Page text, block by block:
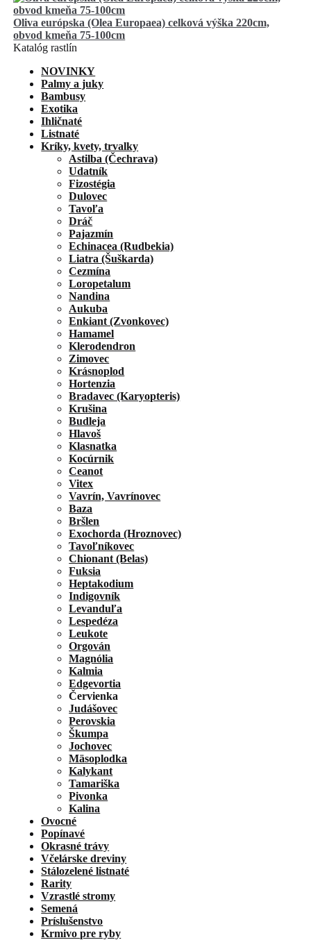
Oliva európska (Olea Europaea) celková výška 220cm,
obvod kmeňa 75-100cm
Katalóg rastlín
NOVINKY
Palmy a juky
Bambusy
Exotika
Ihličnaté
Listnaté
Kríky, kvety, trvalky
Astilba (Čechrava)
Udatník
Fizostégia
Dulovec
Tavoľa
Dráč
Pajazmín
Echinacea (Rudbekia)
Liatra (Šuškarda)
Cezmína
Loropetalum
Nandina
Aukuba
Enkiant (Zvonkovec)
Hamamel
Klerodendron
Zimovec
Krásnoplod
Hortenzia
Bradavec (Karyopteris)
Krušina
Budleja
Hlavoš
Klasnatka
Kocúrnik
Ceanot
Vitex
Vavrín, Vavrínovec
Baza
Bršlen
Exochorda (Hroznovec)
Tavoľníkovec
Chionant (Belas)
Fuksia
Heptakodium
Indigovník
Levanduľa
Lespedéza
Leukote
Orgován
Magnólia
Kalmia
Edgevortia
Červienka
Judášovec
Perovskia
Škumpa
Jochovec
Mäsoplodka
Kalykant
Tamariška
Pivonka
Kalina
Ovocné
Popínavé
Okrasné trávy
Včelárske dreviny
Stálozelené listnaté
Rarity
Vzrastlé stromy
Semená
Príslušenstvo
Krmivo pre ryby